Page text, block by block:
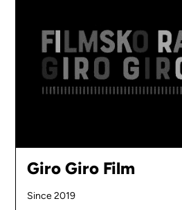
Giro Giro Film
Since 2019